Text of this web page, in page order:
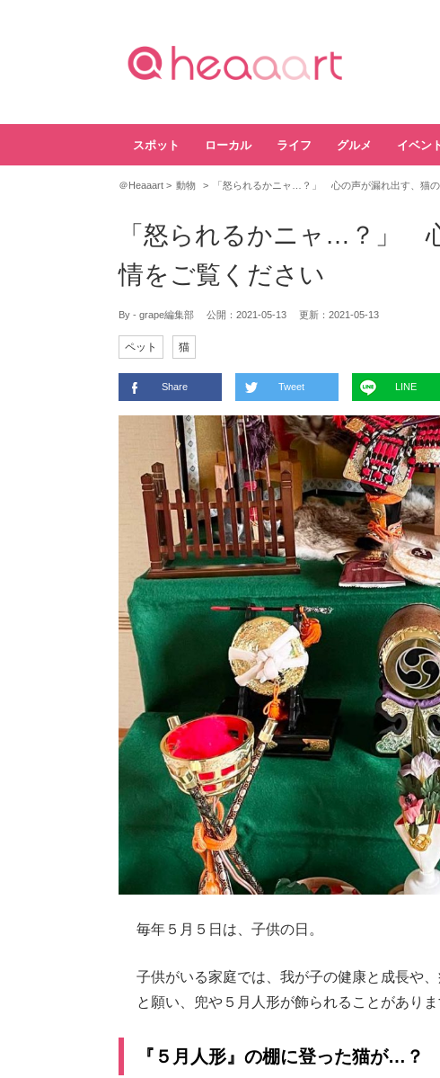
スポット ローカル ライフ グルメ イベン
＠Heaaart 動物 「怒られるかニャ…？」 心の声が漏れ出す、猫
「怒られるかニャ…？」
情をご覧ください
By - grape編集部 公開： 2021-05-13 更新： 2021-05-13
ペット 猫
Share Tweet LINE
毎年５月５日は、子供の日。
子供がいる家庭では、我が子の健康と成長や
と願い、兜や５月人形が飾られることがありま
『５月人形』の棚に登った猫が…？